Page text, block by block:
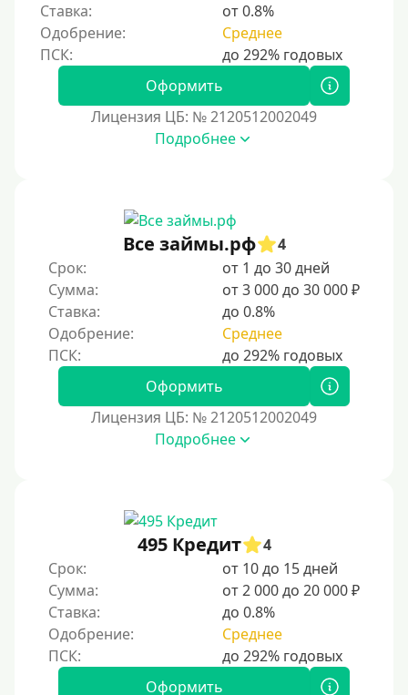
Условия
С опцией досрочного погашения долга
Без страховок и комиссий
Со страховкой
Без электронной почты
С автоматическим одобрением
Без номера телефона
На телефон
Бесплатный доступ без скрытых платежей и
обязательных подписок
Без звонков и проверок
На карту круглосуточно
Деньги в долг
В долг на карту
Срок
Ставка:
от 0.8%
Одобрение:
Среднее
Оформить
Лицензия ЦБ: № 2120512002049
Подробнее
Все займы.рф
4
Срок:
от 1 до 30 дней
Сумма:
от 3 000 до 30 000 ₽
Ставка:
до 0.8%
Одобрение:
Среднее
Оформить
Лицензия ЦБ: № 2120512002049
Подробнее
495 Кредит
4
Срок:
от 10 до 15 дней
Сумма:
от 2 000 до 20 000 ₽
Ставка:
до 0.8%
Одобрение:
Среднее
Оформить